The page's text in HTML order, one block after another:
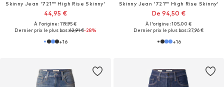
Skinny Jean '721™ High Rise Skinny'
44,95 €
À l'origine : 119,95 €
Dernier prix le plus bas :62,91 €-28%
+16
Skinny Jean '721™ High Rise Skinny'
De 94,50 €
À l'origine : 105,00 €
Dernier prix le plus bas :37,96 €
+16